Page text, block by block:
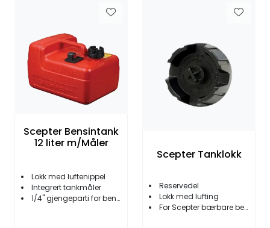
Scepter Bensintank
12 liter m/Måler
Lokk med luftenippel
Integrert tankmåler
1/4'' gjengeparti for bensinkobling
Scepter Tanklokk
Reservedel
Lokk med lufting
For Scepter bærbare bensintanker
Fortøyning
Fritid/Sikkerhet
Båtpleie/Opplag
Seil
Nyheter